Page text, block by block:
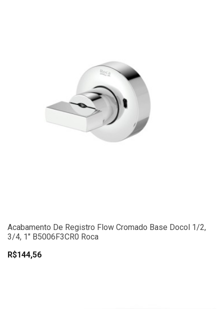
Acabamento De Registro Flow Cromado Base Docol 1/2,
3/4, 1" B5006F3CR0 Roca
R$144,56